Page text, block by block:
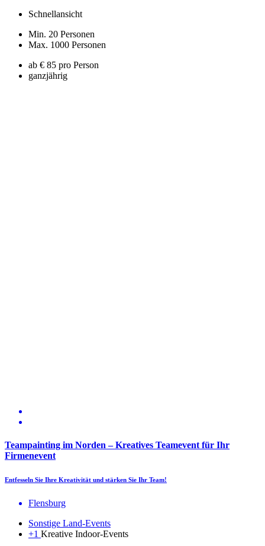
Schnellansicht
Min. 20 Personen
Max. 1000 Personen
ab € 85 pro Person
ganzjährig
Teampainting im Norden – Kreatives Teamevent für Ihr
Firmenevent
Entfesseln Sie Ihre Kreativität und stärken Sie Ihr Team!
Flensburg
Sonstige Land-Events
+1 Kreative Indoor-Events